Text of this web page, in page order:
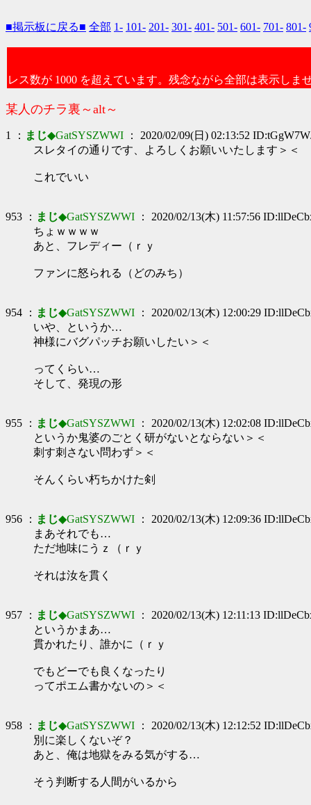
■掲示板に戻る■ 全部 1- 101- 201- 301- 401- 501- 601- 701- 801-
レス数が 1000 を超えています。残念ながら全部は表示しませ
某人のチラ裏～alt～
1 ： まじ◆GatSYSZWWI ： 2020/02/09(日) 02:13:52
スレタイの通りです、よろしくお願いいたします＞＜
これでいい
953 ： まじ◆GatSYSZWWI ： 2020/02/13(木) 11:57:56
ちょｗｗｗｗ
あと、フレディー（ｒｙ
ファンに怒られる（どのみち）
954 ： まじ◆GatSYSZWWI ： 2020/02/13(木) 12:00:29
いや、というか…
神様にバグパッチお願いしたい＞＜
ってくらい…
そして、発現の形
955 ： まじ◆GatSYSZWWI ： 2020/02/13(木) 12:02:08
というか鬼婆のごとく研がないとならない＞＜
刺す刺さない問わず＞＜
そんくらい朽ちかけた剣
956 ： まじ◆GatSYSZWWI ： 2020/02/13(木) 12:09:36
まあそれでも…
ただ地味にうｚ（ｒｙ
それは汝を貫く
957 ： まじ◆GatSYSZWWI ： 2020/02/13(木) 12:11:13
というかまあ…
貫かれたり、誰かに（ｒｙ
でもどーでも良くなったり
ってポエム書かないの＞＜
958 ： まじ◆GatSYSZWWI ： 2020/02/13(木) 12:12:52
別に楽しくないぞ？
あと、俺は地獄をみる気がする…
そう判断する人間がいるから